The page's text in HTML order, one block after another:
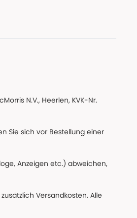
N.V., Heerlen, KVK-Nr.
Sie sich vor Bestellung einer
Anzeigen etc.) abweichen,
Versandkosten. Alle